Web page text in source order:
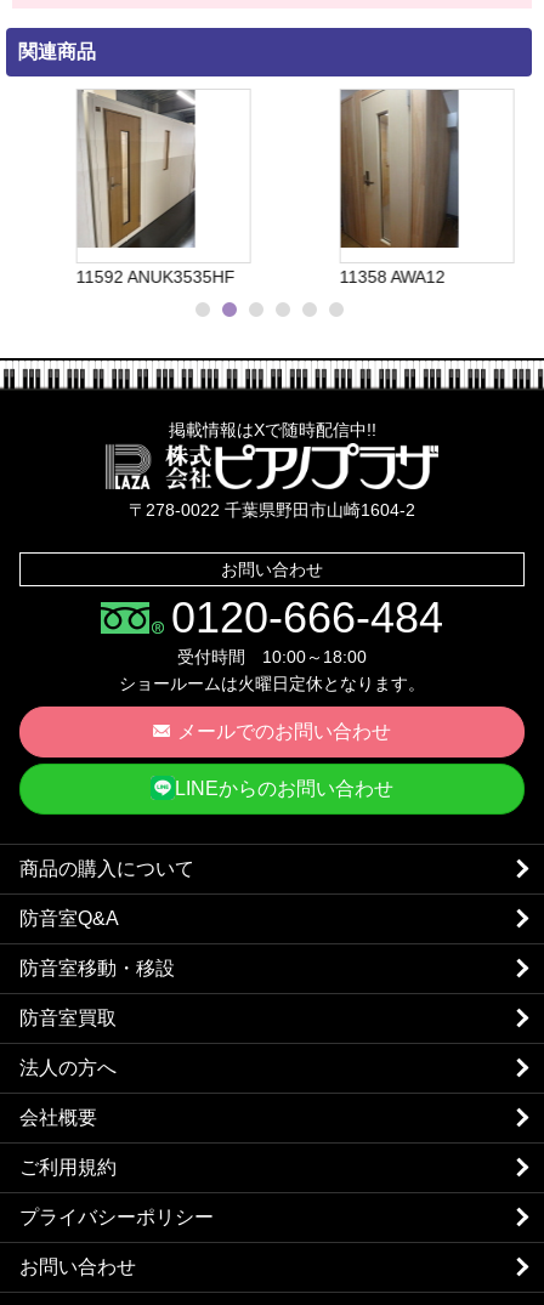
関連商品
11592 ANUK3535HF 11358 AWA12
掲載情報はXで随時配信中!!
〒278-0022 千葉県野田市山崎1604-2
お問い合わせ
0120-666-484
受付時間 10:00～18:00
ショールームは火曜日定休となります。
メールでのお問い合わせ
LINEからのお問い合わせ
商品の購入について
防音室Q&A
防音室移動・移設
防音室買取
法人の方へ
会社概要
ご利用規約
プライバシーポリシー
お問い合わせ